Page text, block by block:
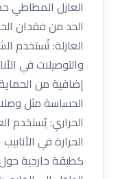
العازل المطاطي
الحد من فقدان
العازلة: تُستخدم
والتوصيلات في
إضافية من
الحساسة مثل
الحراري: يُستخدم
الحرارة في
كطبقة خارجية حول